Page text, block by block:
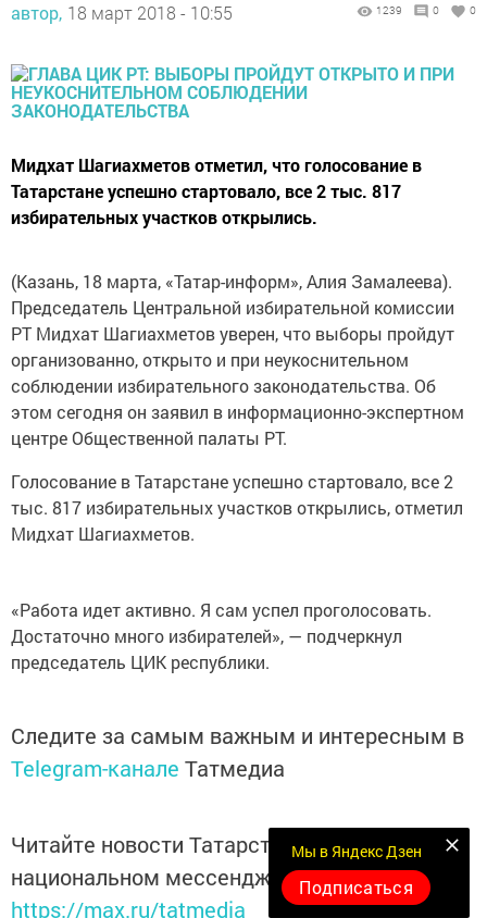
автор, 18 март 2018 - 10:55 1239 0 0
Мидхат Шагиахметов отметил, что голосование в
Татарстане успешно стартовало, все 2 тыс. 817
избирательных участков открылись.
(Казань, 18 марта, «Татар-информ», Алия Замалеева).
Председатель Центральной избирательной комиссии
РТ Мидхат Шагиахметов уверен, что выборы пройдут
организованно, открыто и при неукоснительном
соблюдении избирательного законодательства. Об
этом сегодня он заявил в информационно-экспертном
центре Общественной палаты РТ.
Голосование в Татарстане успешно стартовало, все 2
тыс. 817 избирательных участков открылись, отметил
Мидхат Шагиахметов.
«Работа идет активно. Я сам успел проголосовать.
Достаточно много избирателей», — подчеркнул
председатель ЦИК республики.
Следите за самым важным и интересным в
Telegram-канале Татмедиа
Читайте новости Татарстана в
национальном мессенджере MАХ:
https://max.ru/tatmedia
Мы в Яндекс Дзен
Подписаться